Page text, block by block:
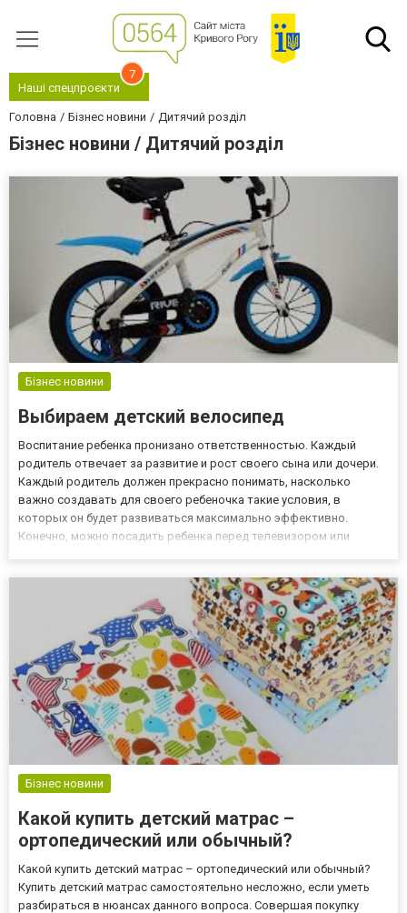
Наші спецпроєкти
7
Головна Бізнес новини Дитячий розділ
Бізнес новини / Дитячий розділ
Бізнес новини
Выбираем детский велосипед
Воспитание ребенка пронизано ответственностью. Каждый
родитель отвечает за развитие и рост своего сына или дочери.
Каждый родитель должен прекрасно понимать, насколько
важно создавать для своего ребеночка такие условия, в
которых он будет развиваться максимально эффективно.
Конечно, можно посадить ребенка перед телевизором или
Бізнес новини
Какой купить детский матрас –
ортопедический или обычный?
Какой купить детский матрас – ортопедический или обычный?
Купить детский матрас самостоятельно несложно, если уметь
разбираться в нюансах данного вопроса. Совершая покупку